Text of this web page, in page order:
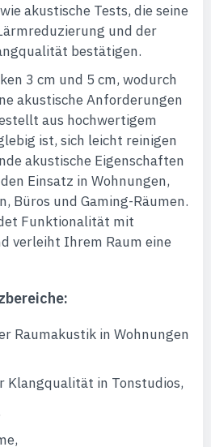
akustische Tests, die seine
und der
bestätigen.
3 cm und 5 cm, wodurch
akustische Anforderungen
aus hochwertigem
ist, sich leicht reinigen
akustische Eigenschaften
Einsatz in Wohnungen,
Büros und Gaming-Räumen.
Funktionalität mit
verleiht Ihrem Raum eine
Raumakustik in Wohnungen
Klangqualität in Tonstudios,